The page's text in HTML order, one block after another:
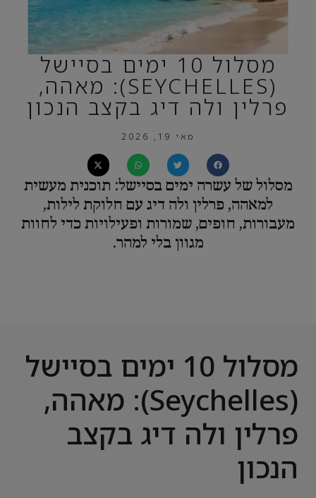
מסלול 10 ימים בסיישל
(SEYCHELLES): מאהה,
פרלין ולה דיג בקצב הנכון
מאי 19, 2026
מסלול של עשרה ימים בסיישל: תוכנית מעשית
למאהה, פרלין ולה דיג עם חלוקת לילות,
מעבורות, חופים, שמורות ופעילויות כדי לחוות
מגוון בלי למהר.
מסלול 10 ימים בסיישל
(Seychelles): מאהה,
פרלין ולה דיג בקצב
הנכון